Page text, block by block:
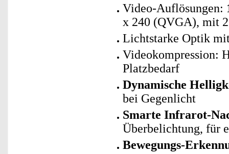
Video-Auflösungen:
x 240 (QVGA), mit
Lichtstarke Optik
Videokompression:
Platzbedarf
Dynamische
bei Gegenlicht
Smarte Infrarot-
Überbelichtung, für
Bewegungs-